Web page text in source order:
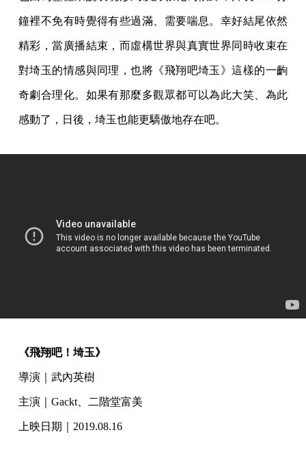
鐘裡不免有時覺得有些過滿、需要喘息。幸好結尾依然
精彩，當廣播結束，而虛構世界與真實世界同時收束在
對埼玉的情感與同理，也將《飛翔吧埼玉》這樣的一齣
奇劇合理化。如果有那麼多觀眾都可以為此大笑、為此
感動了，日後，埼玉也能更驕傲地存在吧。
《飛翔吧！埼玉》
導演｜武內英樹
主演｜Gackt、二階堂富美
上映日期｜2019.08.16